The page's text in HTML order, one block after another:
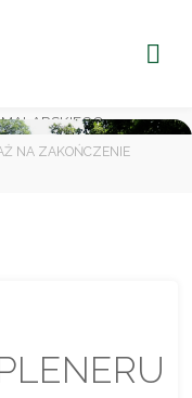
NA ZAKOŃCZENIE